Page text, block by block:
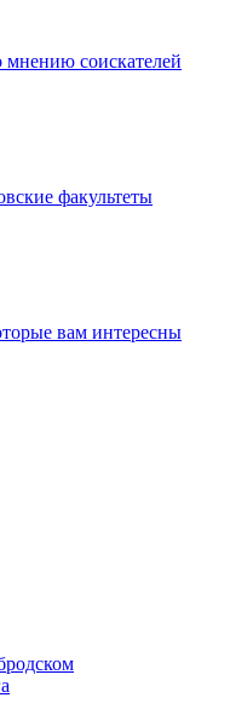
соискателей
факультеты
вам интересны